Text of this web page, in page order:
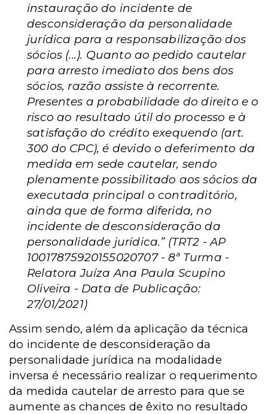
instauração do incidente de
desconsideração da personalidade
jurídica para a responsabilização dos
sócios (...). Quanto ao pedido cautelar
para arresto imediato dos bens dos
sócios, razão assiste à recorrente.
Presentes a probabilidade do direito e o
risco ao resultado útil do processo e à
satisfação do crédito exequendo (art.
300 do CPC), é devido o deferimento da
medida em sede cautelar, sendo
plenamente possibilitado aos sócios da
executada principal o contraditório,
ainda que de forma diferida, no
incidente de desconsideração da
personalidade jurídica.” (TRT2 - AP
10017875920155020707 - 8ª Turma -
Relatora Juíza Ana Paula Scupino
Oliveira - Data de Publicação:
27/01/2021)
Assim sendo, além da aplicação da técnica
do incidente de desconsideração da
personalidade jurídica na modalidade
inversa é necessário realizar o requerimento
da medida cautelar de arresto para que se
aumente as chances de êxito no resultado